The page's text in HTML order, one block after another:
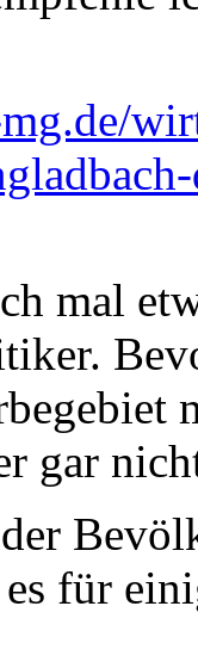
mal
gar
es für